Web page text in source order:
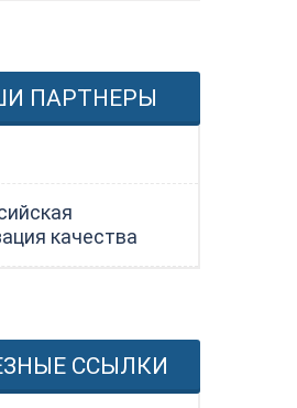
ПАРТНЕРЫ
качества
ССЫЛКИ